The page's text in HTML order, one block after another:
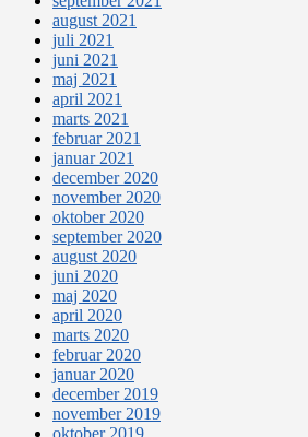
august 2021
juli 2021
juni 2021
maj 2021
april 2021
marts 2021
februar 2021
januar 2021
december 2020
november 2020
oktober 2020
september 2020
august 2020
juni 2020
maj 2020
april 2020
marts 2020
februar 2020
januar 2020
december 2019
november 2019
oktober 2019